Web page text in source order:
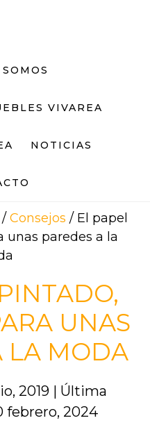
VIVAREA
NOTICIAS
/ Consejos /El papel
unas paredes a la
UNAS
LA MODA
2019| Última
febrero, 2024